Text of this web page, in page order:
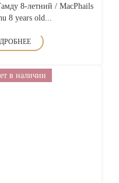
8-летний / MacPhails
8 years old...
в наличии